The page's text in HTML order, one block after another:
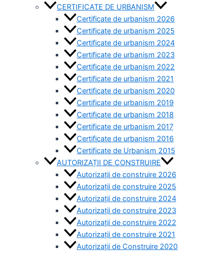
CERTIFICATE DE URBANISM
Certificate de urbanism 2026
Certificate de urbanism 2025
Certificate de urbanism 2024
Certificate de urbanism 2023
Certificate de urbanism 2022
Certificate de urbanism 2021
Certificate de urbanism 2020
Certificate de urbanism 2019
Certificate de urbanism 2018
Certificate de urbanism 2017
Certificate de urbanism 2016
Certificate de Urbanism 2015
AUTORIZAȚII DE CONSTRUIRE
Autorizații de construire 2026
Autorizații de construire 2025
Autorizații de construire 2024
Autorizații de construire 2023
Autorizații de construire 2022
Autorizații de construire 2021
Autorizații de Construire 2020